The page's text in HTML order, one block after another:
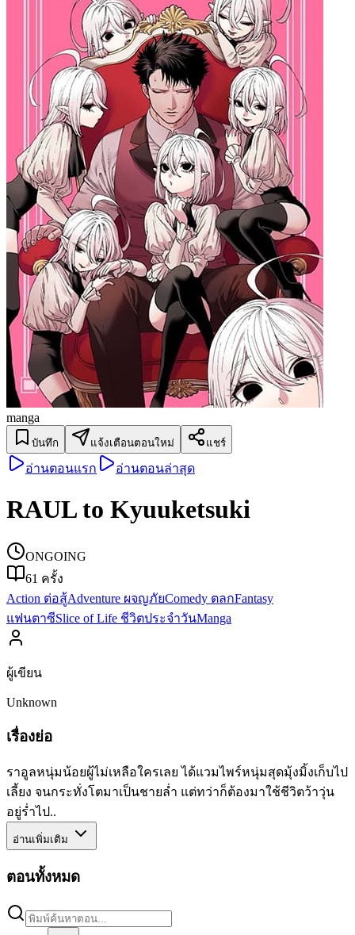
manga
บันทึก แจ้งเตือนตอนใหม่ แชร์
อ่านตอนแรก อ่านตอนล่าสุด
RAUL to Kyuuketsuki
ONGOING
61 ครั้ง
Action ต่อสู้Adventure ผจญภัยComedy ตลกFantasy
แฟนตาซีSlice of Life ชีวิตประจำวันManga
ผู้เขียน
Unknown
เรื่องย่อ
ราอูลหนุ่มน้อยผู้ไม่เหลือใครเลย ได้แวมไพร์หนุ่มสุดมุ้งมิ้งเก็บไป
เลี้ยง จนกระทั่งโตมาเป็นชายล่ำ แต่ทว่าก็ต้องมาใช้ชีวิตว้าวุ่น
อยู่ร่ำไป..
อ่านเพิ่มเติม
ตอนทั้งหมด